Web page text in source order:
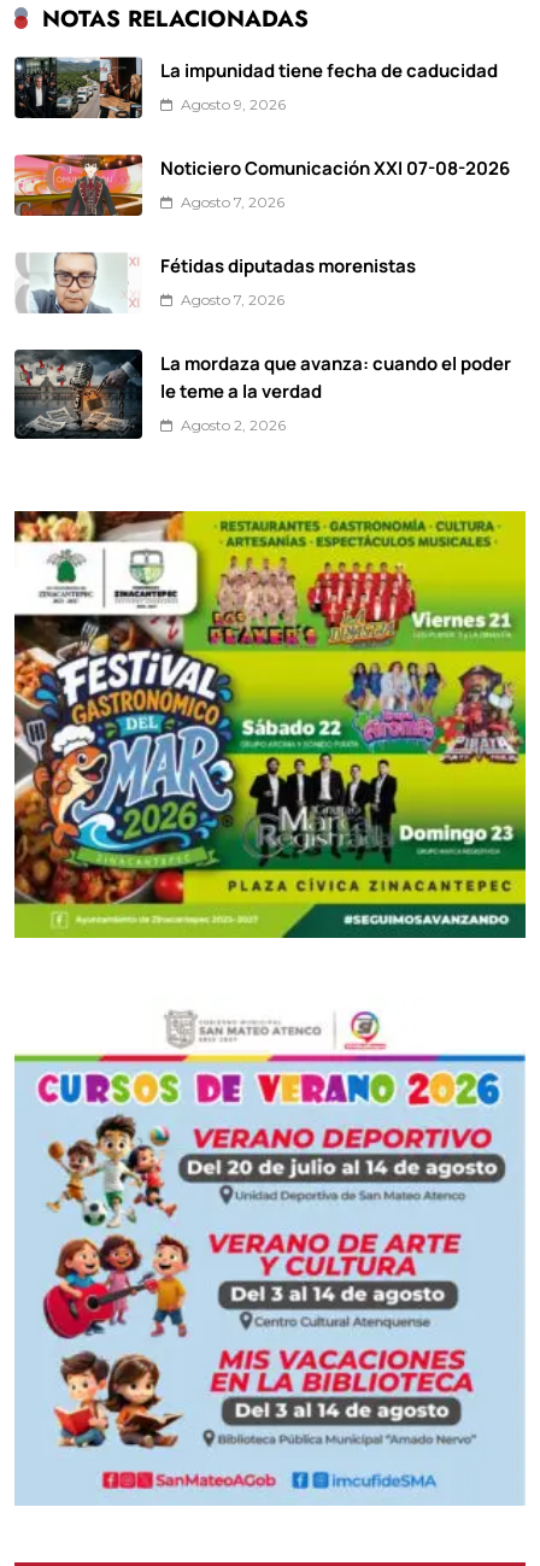
NOTAS RELACIONADAS
La impunidad tiene fecha de caducidad
Agosto 9, 2026
Noticiero Comunicación XXI 07-08-2026
Agosto 7, 2026
Fétidas diputadas morenistas
Agosto 7, 2026
La mordaza que avanza: cuando el poder
le teme a la verdad
Agosto 2, 2026